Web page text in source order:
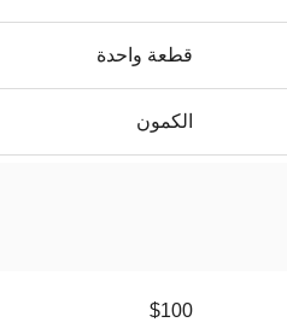
قطعة واحدة
الكمون
$100